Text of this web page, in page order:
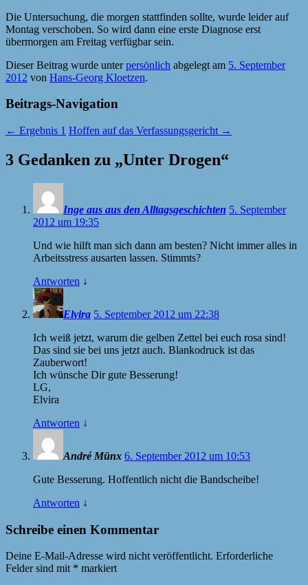
Die Untersuchung, die morgen stattfinden sollte, wurde leider auf
Montag verschoben. So wird dann eine erste Diagnose erst
übermorgen am Freitag verfügbar sein.
Dieser Beitrag wurde unterpersönlich abgelegt am 5. September
2012 von Hans-Georg Kloetzen.
Beitrags-Navigation
← Ergebnis 1 Hoffen auf das Verfassungsgericht →
3 Gedanken zu „Unter Drogen“
Inge aus aus den Alltagsgeschichten 5. September
2012 um 19:35
Und wie hilft man sich dann am besten? Nicht immer alles in
Arbeitsstress ausarten lassen. Stimmts?
Antworten ↓
Elvira 5. September 2012 um 22:38
Ich weiß jetzt, warum die gelben Zettel bei euch rosa sind!
Das sind sie bei uns jetzt auch. Blankodruck ist das
Zauberwort!
Ich wünsche Dir gute Besserung!
LG,
Elvira
Antworten ↓
André Münx 6. September 2012 um 10:53
Gute Besserung. Hoffentlich nicht die Bandscheibe!
Antworten ↓
Schreibe einen Kommentar
Deine E-Mail-Adresse wird nicht veröffentlicht. Erforderliche
Felder sind mit * markiert